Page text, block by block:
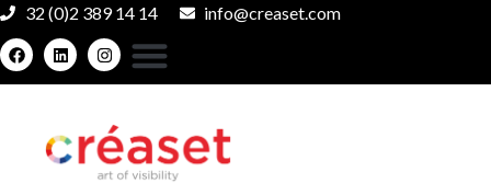
32 (0)2 389 14 14 info@creaset.com